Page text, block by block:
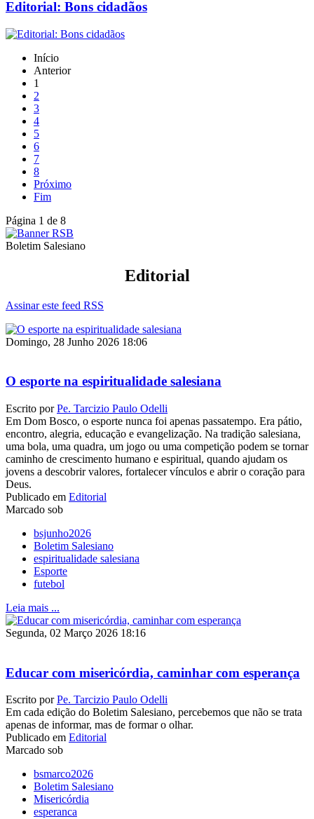
Editorial: Bons cidadãos
Início
Anterior
1
2
3
4
5
6
7
8
Próximo
Fim
Página 1 de 8
Boletim Salesiano
Editorial
Assinar este feed RSS
Domingo, 28 Junho 2026 18:06
O esporte na espiritualidade salesiana
Escrito porPe. Tarcizio Paulo Odelli
Em Dom Bosco, o esporte nunca foi apenas passatempo. Era pátio,
encontro, alegria, educação e evangelização. Na tradição salesiana,
uma bola, uma quadra, um jogo ou uma competição podem se tornar
caminho de crescimento humano e espiritual, quando ajudam os
jovens a descobrir valores, fortalecer vínculos e abrir o coração para
Deus.
Publicado em Editorial
Marcado sob
bsjunho2026
Boletim Salesiano
espiritualidade salesiana
Esporte
futebol
Leia mais ...
Segunda, 02 Março 2026 18:16
Educar com misericórdia, caminhar com esperança
Escrito porPe. Tarcizio Paulo Odelli
Em cada edição do Boletim Salesiano, percebemos que não se trata
apenas de informar, mas de formar o olhar.
Publicado em Editorial
Marcado sob
bsmarco2026
Boletim Salesiano
Misericórdia
esperanca